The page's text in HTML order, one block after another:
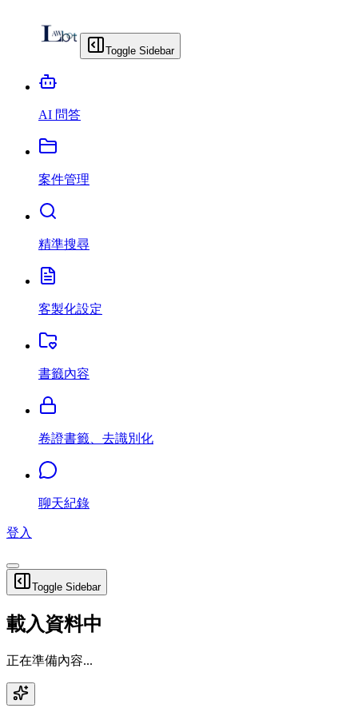
Toggle Sidebar
AI 問答
案件管理
精準搜尋
客製化設定
書籤內容
卷證書籤、去識別化
聊天紀錄
登入
Toggle Sidebar
載入資料中
正在準備內容...